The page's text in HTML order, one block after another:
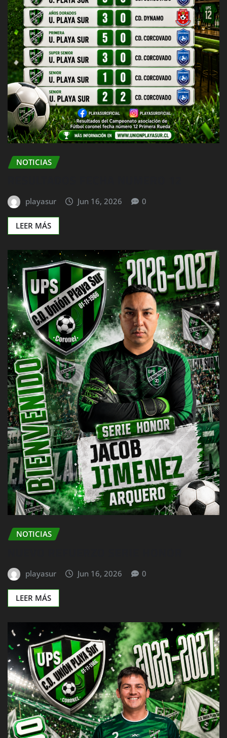
NOTICIAS
playasur Jun 16, 2026 0
LEER MÁS
NOTICIAS
playasur Jun 16, 2026 0
LEER MÁS